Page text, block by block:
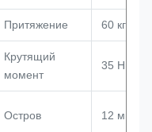
Притяжение 60 кг
Крутящий
момент
35 Нм
Остров 12 мм